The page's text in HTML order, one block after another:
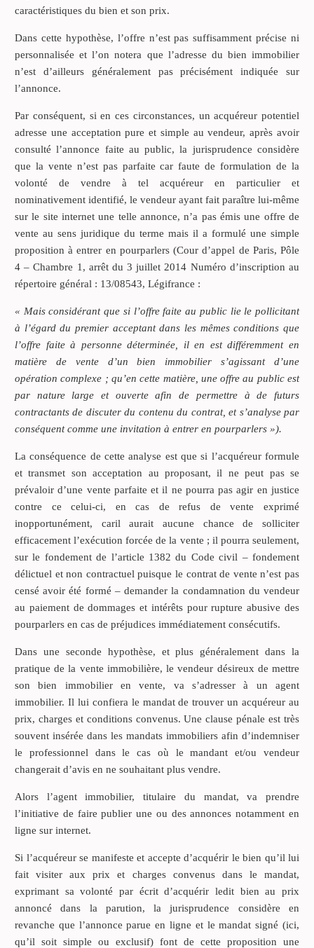
caractéristiques du bien et son prix.
Dans cette hypothèse, l’offre n’est pas suffisamment précise ni
personnalisée et l’on notera que l’adresse du bien immobilier
n’est d’ailleurs généralement pas précisément indiquée sur
l’annonce.
Par conséquent, si en ces circonstances, un acquéreur potentiel
adresse une acceptation pure et simple au vendeur, après avoir
consulté l’annonce faite au public, la jurisprudence considère
que la vente n’est pas parfaite car faute de formulation de la
volonté de vendre à tel acquéreur en particulier et
nominativement identifié, le vendeur ayant fait paraître lui-même
sur le site internet une telle annonce, n’a pas émis une offre de
vente au sens juridique du terme mais il a formulé une simple
proposition à entrer en pourparlers (Cour d’appel de Paris, Pôle
4 – Chambre 1, arrêt du 3 juillet 2014 Numéro d’inscription au
répertoire général : 13/08543, Légifrance :
« Mais considérant que si l’offre faite au public lie le pollicitant
à l’égard du premier acceptant dans les mêmes conditions que
l’offre faite à personne déterminée, il en est différemment en
matière de vente d’un bien immobilier s’agissant d’une
opération complexe ; qu’en cette matière, une offre au public est
par nature large et ouverte afin de permettre à de futurs
contractants de discuter du contenu du contrat, et s’analyse par
conséquent comme une invitation à entrer en pourparlers »).
La conséquence de cette analyse est que si l’acquéreur formule
et transmet son acceptation au proposant, il ne peut pas se
prévaloir d’une vente parfaite et il ne pourra pas agir en justice
contre ce celui-ci, en cas de refus de vente exprimé
inopportunément, caril aurait aucune chance de solliciter
efficacement l’exécution forcée de la vente ; il pourra seulement,
sur le fondement de l’article 1382 du Code civil – fondement
délictuel et non contractuel puisque le contrat de vente n’est pas
censé avoir été formé – demander la condamnation du vendeur
au paiement de dommages et intérêts pour rupture abusive des
pourparlers en cas de préjudices immédiatement consécutifs.
Dans une seconde hypothèse, et plus généralement dans la
pratique de la vente immobilière, le vendeur désireux de mettre
son bien immobilier en vente, va s’adresser à un agent
immobilier. Il lui confiera le mandat de trouver un acquéreur au
prix, charges et conditions convenus. Une clause pénale est très
souvent insérée dans les mandats immobiliers afin d’indemniser
le professionnel dans le cas où le mandant et/ou vendeur
changerait d’avis en ne souhaitant plus vendre.
Alors l’agent immobilier, titulaire du mandat, va prendre
l’initiative de faire publier une ou des annonces notamment en
ligne sur internet.
Si l’acquéreur se manifeste et accepte d’acquérir le bien qu’il lui
fait visiter aux prix et charges convenus dans le mandat,
exprimant sa volonté par écrit d’acquérir ledit bien au prix
annoncé dans la parution, la jurisprudence considère en
revanche que l’annonce parue en ligne et le mandat signé (ici,
qu’il soit simple ou exclusif) font de cette proposition une